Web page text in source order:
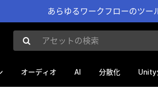
あらゆるワークフローのツー
アセットの検索
オーディオ AI 分散化 Unity